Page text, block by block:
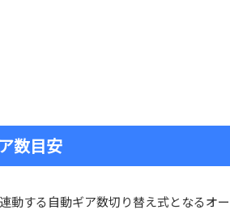
数目安
動する自動ギア数切り替え式となるオー